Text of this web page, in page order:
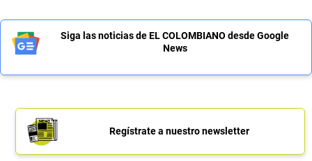
Siga las noticias de EL COLOMBIANO desde Google
News
Regístrate a nuestro newsletter